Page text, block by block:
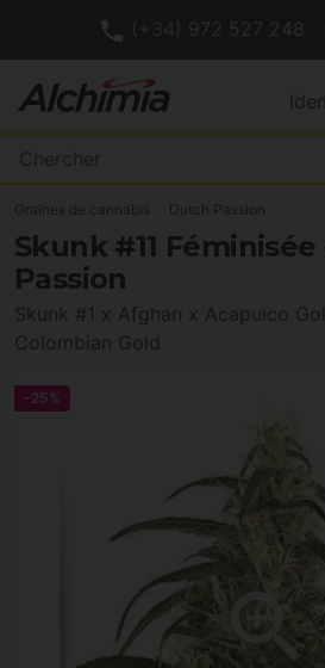
(+34) 972 527 248
Graines de cannabis Dutch Passion
Skunk #11
Passion
Skunk #1 x Afghan x Acapulco
Colombian Gold
-25%